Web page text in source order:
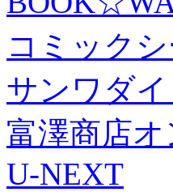
コミック
サンワダイ
富澤商店
U-NEXT